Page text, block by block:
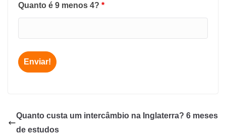
Quanto é 9 menos 4? *
Quanto custa um intercâmbio na Inglaterra? 6 meses
de estudos